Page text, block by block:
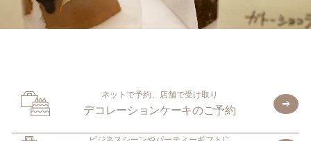
ネットで予約、店舗で受け取り
デコレーションケーキのご予約